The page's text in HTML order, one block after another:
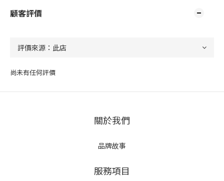
顧客評價
尚未有任何評價
關於我們
品牌故事
服務項目